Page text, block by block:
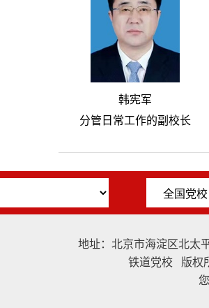
韩宪军
分管日常工作的副校长
地址：北京市海淀区北
铁道党校 版权